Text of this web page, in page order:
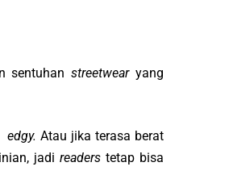
sentuhanstreetwearyang
edgy. Atau jika terasa berat
jadi readers tetap bisa